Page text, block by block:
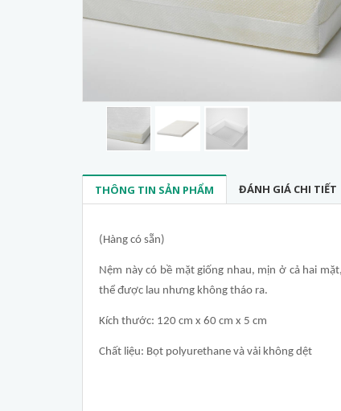
THÔNG TIN SẢN PHẨM ĐÁNH GIÁ CHI TIẾT
(Hàng có sẵn)
Nệm này có bề mặt giống nhau, mịn ở cả hai
thể được lau nhưng không tháo ra.
Kích thước: 120 cm x 60 cm x 5 cm
Chất liệu: Bọt polyurethane và vải không dệt